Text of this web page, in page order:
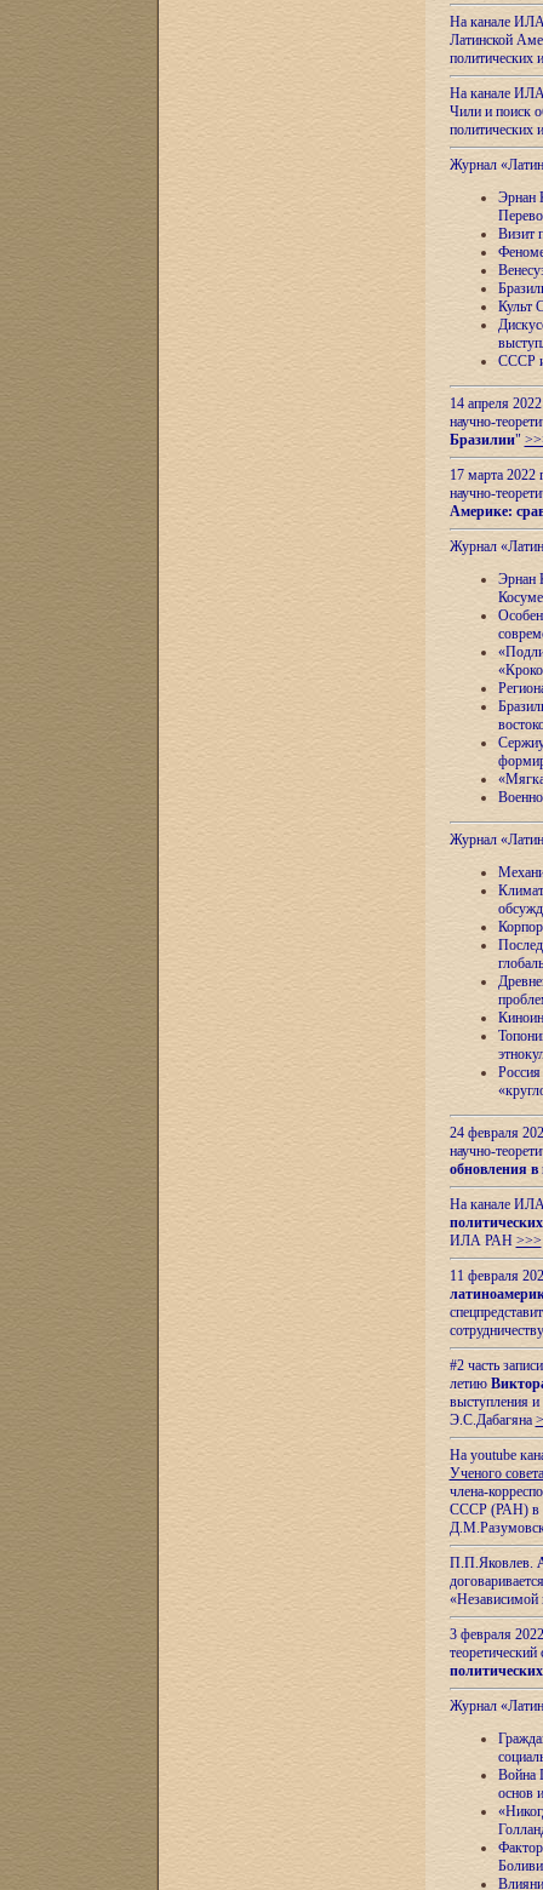
На канале
Латинской
На канале
Чили и поиск
Журнал
Эрнан
Визит
Культ
СССР и
14 апреля
научно-
Бразилии"
17 марта 2022
научно-
Америке:
Журнал
Эрнан
Журнал
24 февраля
научно-
обновления в
На канале
ИЛА РАН >>>
11 февраля
#2 часть
летию
выступления
Э.С.Дабагяна
На youtube
Ученого
члена-
СССР (РАН) в
П.П.Яковлев.
«Независимой
3 февраля
теоретический
Журнал
Война
основ